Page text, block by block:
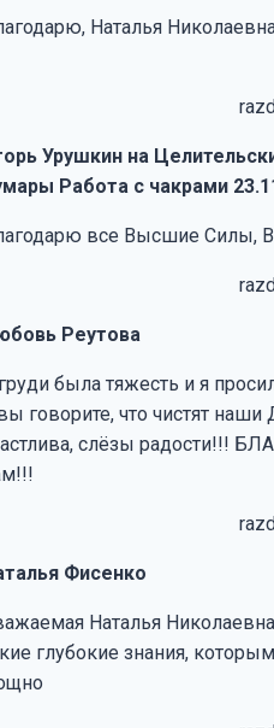
Наталья
Урушкин на
Работа с чакрами
все Высшие Силы,
Реутова
была тяжесть и я
говорите, что чистят
слёзы радости!!!
Фисенко
Наталья
глубокие знания,